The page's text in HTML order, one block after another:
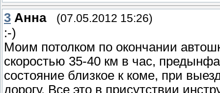
3 Анна (07.05.2012 15:26)
:-)
Моим потолком по окончании
скоростью 35-40 км в час,
состояние близкое к коме, при
дорогу. Все это в присутствии